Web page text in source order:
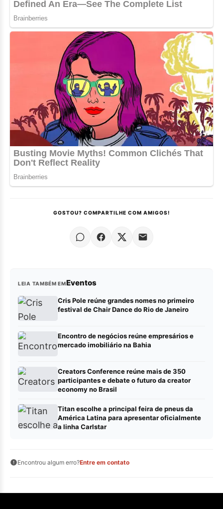
GOSTOU? COMPARTILHE COM AMIGOS!
LEIA TAMBÉM EMEventos
Cris Pole reúne grandes nomes no primeiro
festival de Chair Dance do Rio de Janeiro
Encontro de negócios reúne empresários e
mercado imobiliário na Bahia
Creators Conference reúne mais de 350
participantes e debate o futuro da creator
economy no Brasil
Titan escolhe a principal feira de pneus da
América Latina para apresentar oficialmente
a linha Carlstar
Encontrou algum erro?Entre em contato